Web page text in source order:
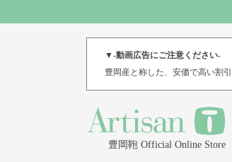
▼-動画広告にご注意ください-
豊岡産と称した、安価で高い割
豊岡鞄 Official Online Store